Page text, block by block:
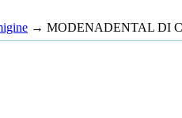
→ MODENADENTAL DI